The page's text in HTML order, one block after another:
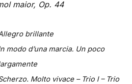
maior, Op. 44
brillante
modo d’una marcia. Un poco
Molto vivace – Trio I – Trio